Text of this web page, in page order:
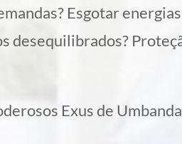
Esgotar
desequilibrados?
Exus de